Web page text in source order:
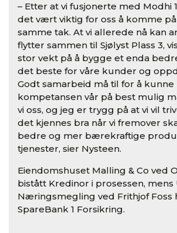
– Etter at vi fusjonerte med Modhi
det vært viktig for oss å komme
samme tak. At vi allerede nå kan
flytter sammen til Sjølyst Plass 3,
stor vekt på å bygge et enda
det beste for våre kunder og
Godt samarbeid må til for å
kompetansen vår på best mulig
vi oss, og jeg er trygg på at vi vil
det kjennes bra når vi fremover
bedre og mer bærekraftige
tjenester, sier Nysteen.
Eiendomshuset Malling & Co ved
bistått Kredinor i prosessen, mens
Næringsmegling ved Frithjof Foss
SpareBank 1 Forsikring.